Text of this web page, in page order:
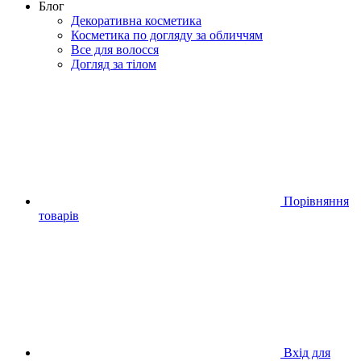
Блог
Декоративна косметика
Косметика по догляду за обличчям
Все для волосся
Догляд за тілом
Порівняння
товарів
Вхід для